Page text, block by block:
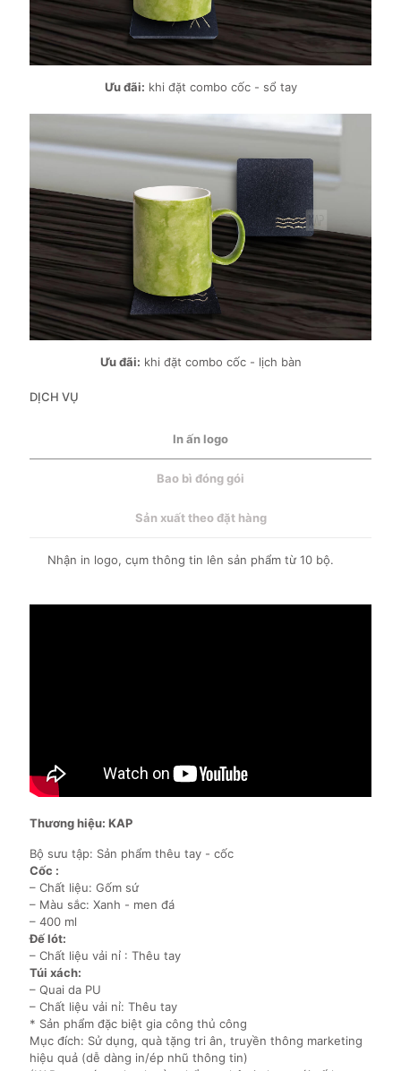
Ưu đãi: khi đặt combo cốc - sổ tay
Ưu đãi: khi đặt combo cốc - lịch bàn
DỊCH VỤ
In ấn logo
Bao bì đóng gói
Sản xuất theo đặt hàng
Nhận in logo, cụm thông tin lên sản phẩm từ 10 bộ.
Thương hiệu: KAP
Bộ sưu tập: Sản phẩm thêu tay - cốc
Cốc :
– Chất liệu: Gốm sứ
– Màu sắc: Xanh - men đá
– 400 ml
Đế lót:
– Chất liệu vải nỉ : Thêu tay
Túi xách:
– Quai da PU
– Chất liệu vải nỉ: Thêu tay
* Sản phẩm đặc biệt gia công thủ công
Mục đích: Sử dụng, quà tặng tri ân, truyền thông marketing
hiệu quả (dễ dàng in/ép nhũ thông tin)